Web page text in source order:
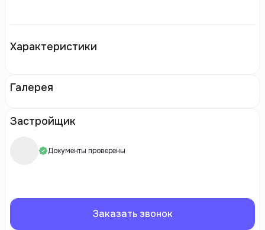
Характеристики
Галерея
Застройщик
Документы проверены
Заказать звонок